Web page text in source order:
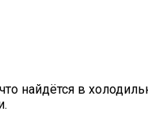
найдётся в